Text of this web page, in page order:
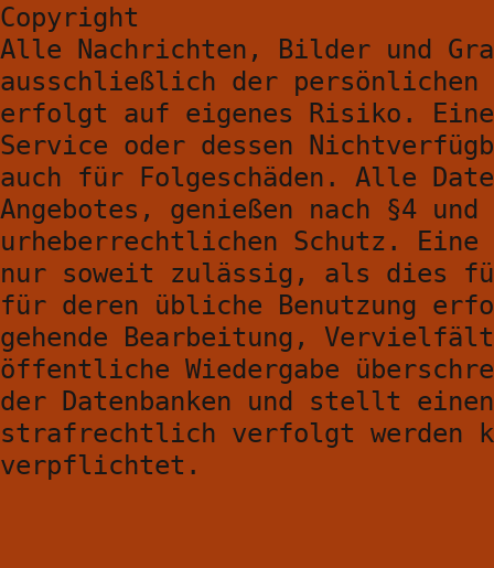
Copyright
Alle Nachrichten, Bilder und
ausschließlich der persönlichen
erfolgt auf eigenes Risiko. Eine
Service oder dessen
auch für Folgeschäden. Alle
Angebotes, genießen nach §4
urheberrechtlichen Schutz.
nur soweit zulässig, als dies für
für deren übliche Benutzung
gehende Bearbeitung,
öffentliche Wiedergabe
der Datenbanken und stellt
strafrechtlich verfolgt werden
verpflichtet.